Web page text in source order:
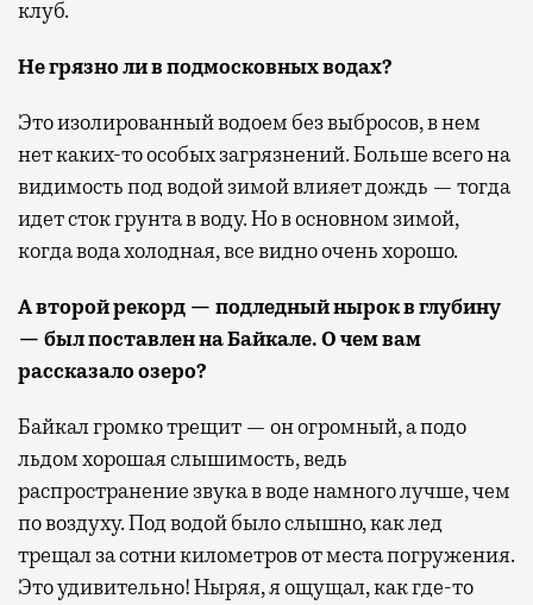
клуб.
Не грязно ли в подмосковных водах?
Это изолированный водоем без выбросов, в нем
нет каких-то особых загрязнений. Больше всего на
видимость под водой зимой влияет дождь — тогда
идет сток грунта в воду. Но в основном зимой,
когда вода холодная, все видно очень хорошо.
А второй рекорд — подледный нырок в глубину
— был поставлен на Байкале. О чем вам
рассказало озеро?
Байкал громко трещит — он огромный, а подо
льдом хорошая слышимость, ведь
распространение звука в воде намного лучше, чем
по воздуху. Под водой было слышно, как лед
трещал за сотни километров от места погружения.
Это удивительно! Ныряя, я ощущал, как где-то